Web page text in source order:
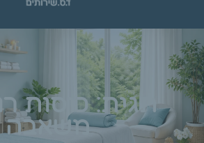
תגית: כוסות
משאבה